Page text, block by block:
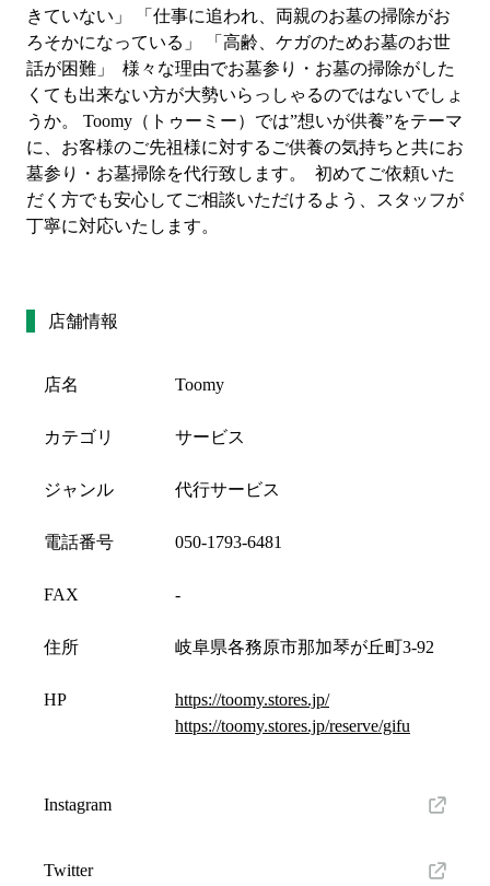
きていない」 「仕事に追われ、両親のお墓の掃除がお
ろそかになっている」 「高齢、ケガのためお墓のお世
話が困難」  様々な理由でお墓参り・お墓の掃除がした
くても出来ない方が大勢いらっしゃるのではないでしょ
うか。 Toomy（トゥーミー）では”想いが供養”をテーマ
に、お客様のご先祖様に対するご供養の気持ちと共にお
墓参り・お墓掃除を代行致します。  初めてご依頼いた
だく方でも安心してご相談いただけるよう、スタッフが
丁寧に対応いたします。
店舗情報
店名 Toomy
カテゴリ サービス
ジャンル 代行サービス
電話番号 050-1793-6481
FAX -
住所 岐阜県各務原市那加琴が丘町3-92
HP
https://toomy.stores.jp/
https://toomy.stores.jp/reserve/gifu
Instagram
Twitter